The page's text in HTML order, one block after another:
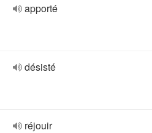
apporté
désisté
réjouir